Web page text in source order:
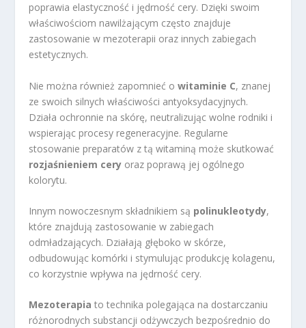
poprawia elastyczność i jędrność cery. Dzięki swoim
właściwościom nawilżającym często znajduje
zastosowanie w mezoterapii oraz innych zabiegach
estetycznych.
Nie można również zapomnieć owitaminie C, znanej
ze swoich silnych właściwości antyoksydacyjnych.
Działa ochronnie na skórę, neutralizując wolne rodniki i
wspierając procesy regeneracyjne. Regularne
stosowanie preparatów z tą witaminą może skutkować
rozjaśnieniem cery oraz poprawą jej ogólnego
kolorytu.
Innym nowoczesnym składnikiem są polinukleotydy,
które znajdują zastosowanie w zabiegach
odmładzających. Działają głęboko w skórze,
odbudowując komórki i stymulując produkcję kolagenu,
co korzystnie wpływa na jędrność cery.
Mezoterapia to technika polegająca na dostarczaniu
różnorodnych substancji odżywczych bezpośrednio do